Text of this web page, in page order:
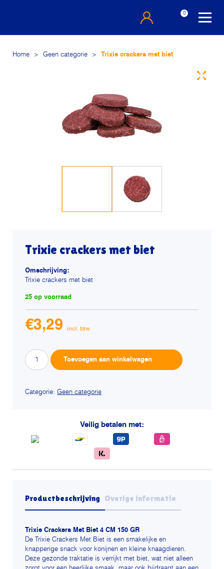
0
Home > Geen categorie > Trixie crackers met biet
Trixie crackers met biet
Omschrijving:
Trixie crackers met biet
25 op voorraad
€3,29
Trixie
crackers
biet
Toevoegen aan winkelwagen
Categorie: Geen categorie
Veilig betalen met:
Productbeschrijving Overige informatie
Trixie Crackers Met Biet 4 CM 150 GR
De Trixie Crackers Met Biet is een smakelijke en
knapperige snack voor konijnen en kleine knaagdieren.
Deze gezonde traktatie is verrijkt met biet, wat niet alleen